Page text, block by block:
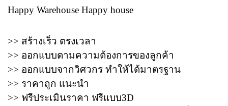
Happy Warehouse Happy house
>> สร้างเร็ว ตรงเวลา
>> ออกแบบตามความต้องการของลูกค้า
>> ออกแบบจากวิศวกร ทำให้ได้มาตรฐาน
>> ราคาถูก แนะนำ
>> ฟรีประเมินราคา ฟรีแบบ3D